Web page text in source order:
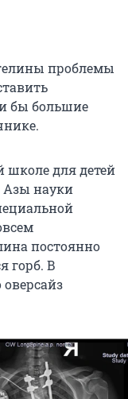
проблемы
бы большие
школе для детей
Азы науки
постоянно
горб. В